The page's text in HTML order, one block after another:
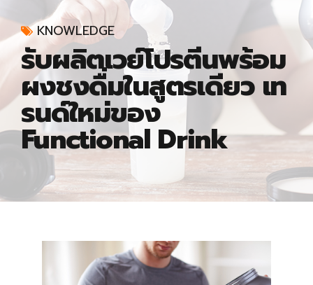
KNOWLEDGE
รับผลิตเวย์โปรตีนพร้อม
ผงชงดื่มในสูตรเดียว เท
รนด์ใหม่ของ
Functional Drink